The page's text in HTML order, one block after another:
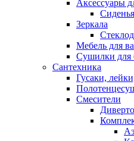
Аксессуары
Зеркала
Мебель для
Сушилки для
Сантехника
Гусаки,
Смесители